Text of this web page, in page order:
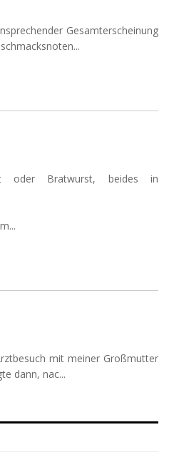
Gesamterscheinung
oder Bratwurst, beides in
mit meiner Großmutter
dann, nac...